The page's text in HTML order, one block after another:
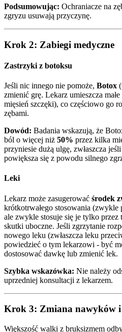
Podsumowując: Ochraniacze na
zgryzu usuwają przyczynę.
Krok 2: Zabiegi medyczne
Zastrzyki z botoksu
Jeśli nic innego nie pomoże, Botox
zmienić grę. Lekarz umieszcza
mięsień szczęki), co częściowo go
zębami.
Dowód: Badania wskazują, że
ból o więcej niż 50% przez kilka
przyniesie dużą ulgę, zwłaszcza
powiększa się z powodu silnego
Leki
Lekarz może zasugerować środek
krótkotrwałego stosowania (zwykle
ale zwykle stosuje się je tylko
skutki uboczne. Jeśli zgrzytanie
nowego leku (zwłaszcza leku
powiedzieć o tym lekarzowi - być
dostosować dawkę lub zmienić lek.
Szybka wskazówka: Nie należy
uprzedniej konsultacji z lekarzem.
Krok 3: Zmiana nawyków i
Większość walki z bruksizmem